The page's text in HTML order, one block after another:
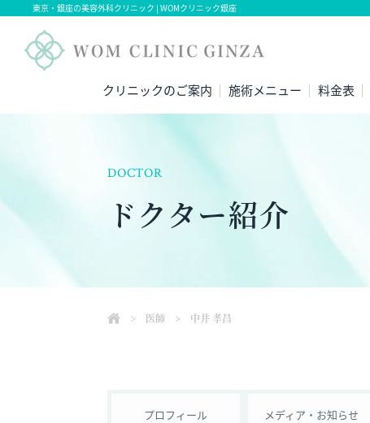
東京・銀座の美容外科クリニック | WOMクリニック銀座
クリニックのご案内
施術メニュー 料金表
DOCTOR
ドクター紹介
> 医師 > 中井 孝昌
プロフィール メディア・お知らせ